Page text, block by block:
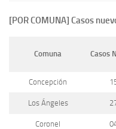
[POR COMUNA] Casos
Comuna Casos
Concepción
Los Ángeles
Coronel